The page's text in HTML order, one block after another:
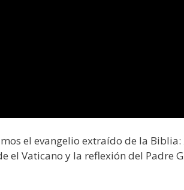
el evangelio extraído de la Biblia:
el Vaticano y la reflexión del Padre